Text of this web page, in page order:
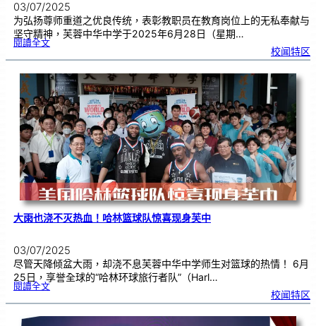
03/07/2025
为弘扬尊师重道之优良传统，表彰教职员在教育岗位上的无私奉献与
坚守精神，芙蓉中华中学于2025年6月28日（星期…
閱讀全文:2
2
5
教
师
节
暨
长
期
服
务
奖
颁
奖
典
礼
校闻特区
大雨也浇不灭热血！哈林篮球队惊喜现身芙中
03/07/2025
尽管天降倾盆大雨，却浇不息芙蓉中华中学师生对篮球的热情！ 6月
25日，享誉全球的“哈林环球旅行者队”（Harl…
閱讀全文:大
浇
灭
热
校闻特区